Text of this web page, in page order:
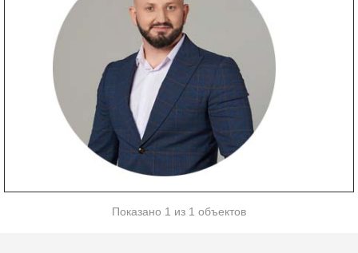
Показано 1 из 1 объектов